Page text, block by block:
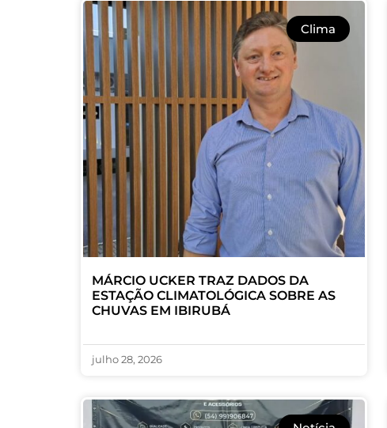
Clima
MÁRCIO UCKER TRAZ DADOS DA
ESTAÇÃO CLIMATOLÓGICA SOBRE AS
CHUVAS EM IBIRUBÁ
julho 28, 2026